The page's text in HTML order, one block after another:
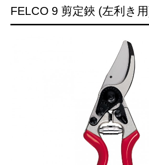
FELCO 9 剪定鋏 (左利き